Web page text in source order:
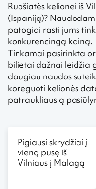
Ruošiatės kelionei iš
(Ispaniją)?
patogiai rasti jums
konkurencingą kainą.
Tinkamai pasirinkta
bilietai dažnai leidžia
daugiau naudos
koreguoti kelionės
patraukliausią
Pigiausi skrydžiai į
vieną pusę iš
Vilniaus į Malagą